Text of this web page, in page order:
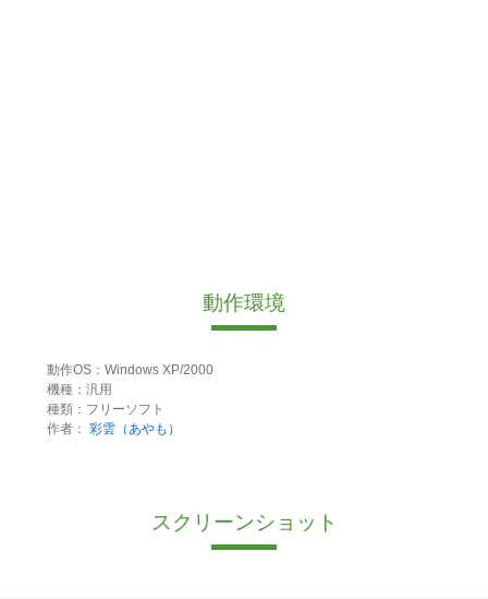
動作環境
動作OS：Windows XP/2000
機種：汎用
種類：フリーソフト
作者： 彩雲（あやも）
スクリーンショット